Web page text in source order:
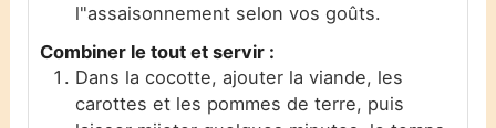
l"assaisonnement selon vos goûts.
Combiner le tout et servir :
Dans la cocotte, ajouter la viande, les
carottes et les pommes de terre, puis